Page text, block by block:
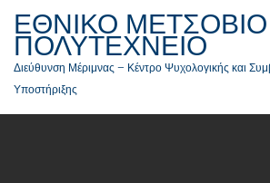
ΕΘΝΙΚΟ ΜΕΤΣΟΒΙΟ
ΠΟΛΥΤΕΧΝΕΙΟ
Διεύθυνση Μέριμνας – Κέντρο Ψυχολογικής και
Υποστήριξης